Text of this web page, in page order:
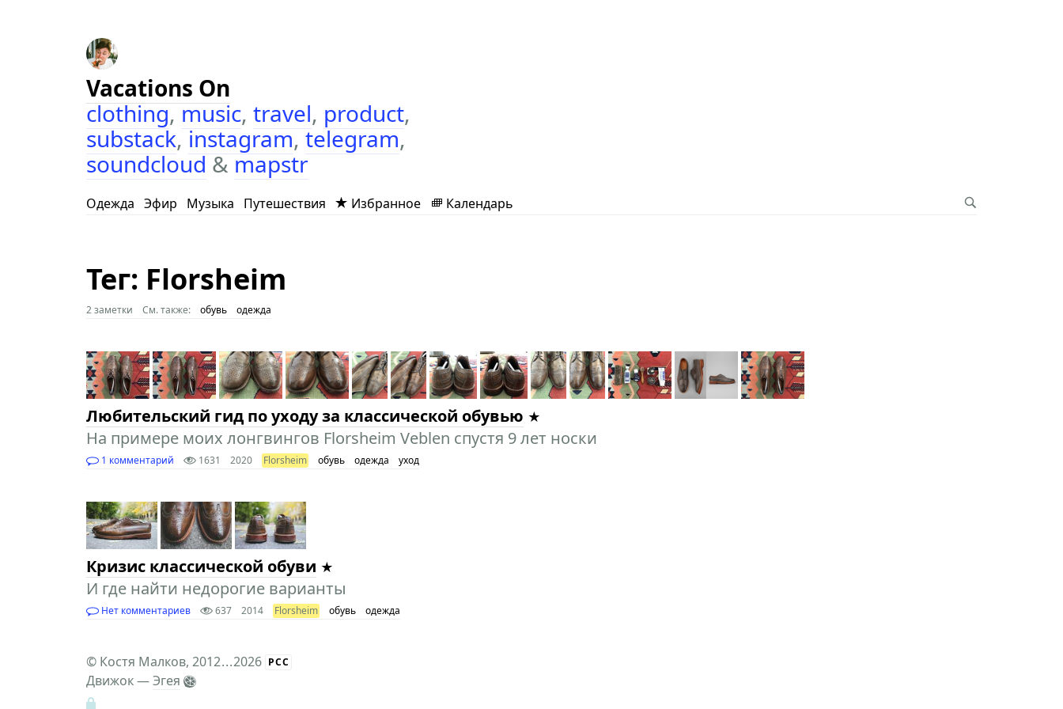
Vacations On
clothing,music, travel, product,
substack,instagram,telegram,
soundcloud&mapstr
Одежда Эфир Музыка Путешествия Избранное Календарь
Тег: Florsheim
2 заметки См. также: обувь одежда
Любительский гид по уходу за классической обувью
На примере моих лонгвингов Florsheim Veblen спустя 9 лет носки
1 комментарий 1631 2020 Florsheim обувь одежда уход
Кризис классической обуви
И где найти недорогие варианты
Нет комментариев 637 2014 Florsheim обувь одежда
© Костя Малков, 2012...2026 РСС
Движок —Эгея